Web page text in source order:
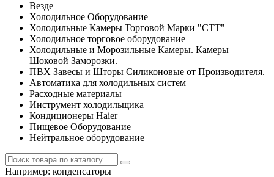
Везде
Холодильное Оборудование
Холодильные Камеры Торговой Марки "СТТ"
Холодильное торговое оборудование
Холодильные и Морозильные Камеры. Камеры
Шоковой Заморозки.
ПВХ Завесы и Шторы Силиконовые от Производителя.
Автоматика для холодильных систем
Расходные материалы
Инструмент холодильщика
Кондиционеры Haier
Пищевое Оборудование
Нейтральное оборудование
Например: конденсаторы